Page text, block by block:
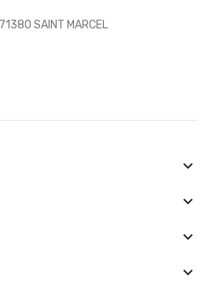
SAINT MARCEL
keyboard_arrow_down
keyboard_arrow_down
keyboard_arrow_down
keyboard_arrow_down